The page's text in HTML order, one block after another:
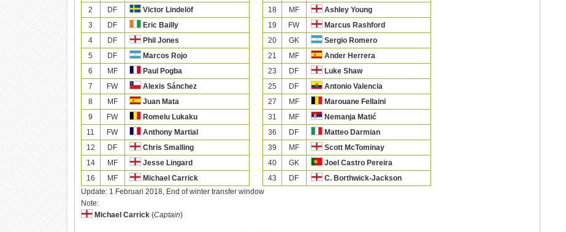
2
DF
Victor Lindelöf
3
DF
Eric Bailly
4
DF
Phil Jones
5
DF
Marcos Rojo
6
MF
Paul Pogba
7
FW
Alexis Sánchez
8
MF
Juan Mata
9
FW
Romelu Lukaku
11
FW
Anthony Martial
12
DF
Chris Smalling
14
MF
Jesse Lingard
16
MF Michael Carrick
18
MF
Ashley Young
19
FW
Marcus Rashford
20
GK
Sergio Romero
21
MF
Ander Herrera
23
DF
Luke Shaw
25
DF
Antonio Valencia
27
MF
Marouane Fellaini
31
MF
Nemanja Matić
36
DF
Matteo Darmian
39
MF
Scott McTominay
40
GK
Joel Castro Pereira
43
DF
C. Borthwick-Jackson
Update: 1 Februari 2018, End of winter transfer window
Note:
Michael Carrick(Captain)